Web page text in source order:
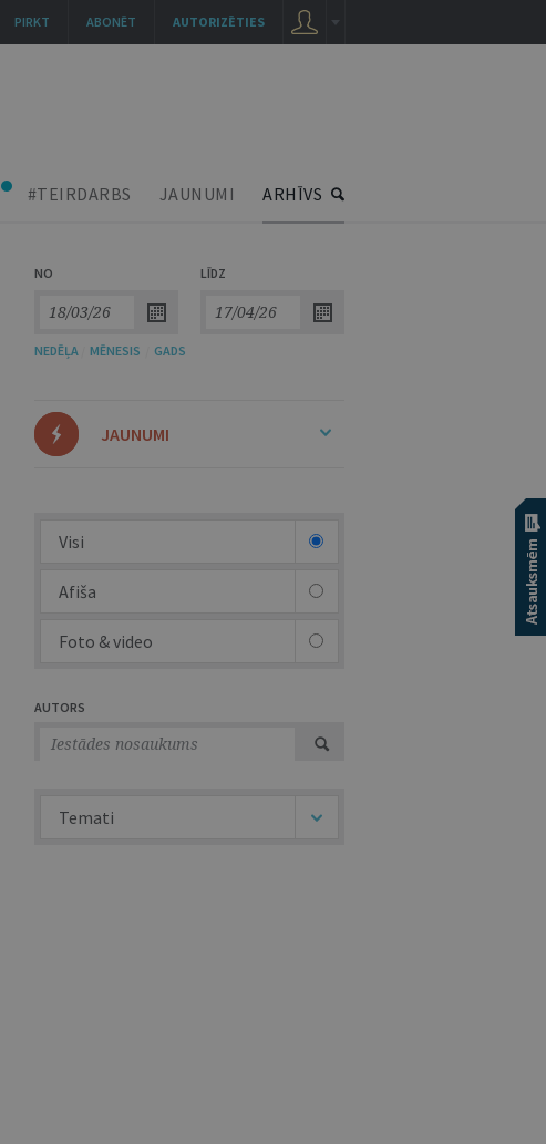
#TEIRDARBS JAUNUMI ARHĪVS
NO LĪDZ
NEDĒĻA MĒNESIS GADS
JAUNUMI
Visi
Afiša
Foto & video
AUTORS
Temati
AUTORIZĒTIES
ABONĒT
PIRKT